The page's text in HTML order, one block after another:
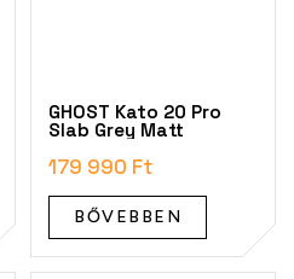
GHOST Kato 20 Pro
Slab Grey Matt
179 990 Ft
BŐVEBBEN